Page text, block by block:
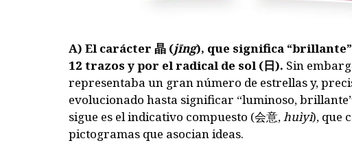
A) El carácter 晶 (jīng), que significa
12 trazos y por el radical de sol (日). Sin
representaba un gran número de estrellas y,
evolucionado hasta significar “luminoso,
sigue es el indicativo compuesto (会意,huìyì), que
pictogramas que asocian ideas.